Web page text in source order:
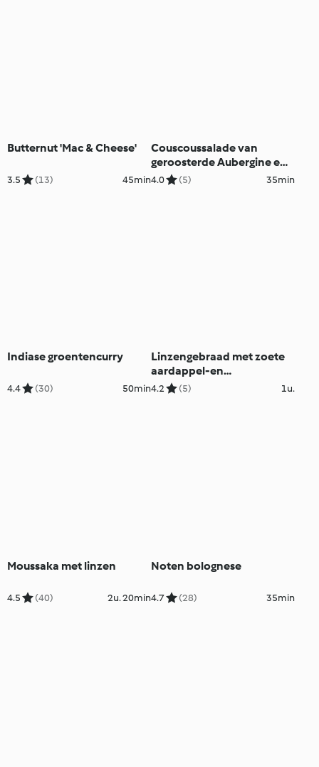
Butternut 'Mac & Cheese'
3.5 (13) 45min
Couscoussalade van
geroosterde Aubergine en
Paprika
4.0 (5) 35min
Indiase groentencurry
4.4 (30) 50min
Linzengebraad met zoete
aardappel-en
knolselderpuree en
4.2 (5) 1u.
Moussaka met linzen
4.5 (40) 2u. 20min
Noten bolognese
4.7 (28) 35min